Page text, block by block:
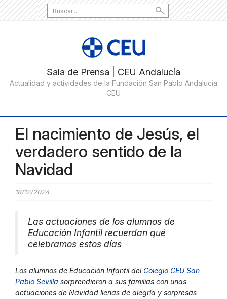
Search
for:
El nacimiento de Jesús, el
verdadero sentido de la
Navidad
18/12/2024
Las actuaciones de los alumnos de
Educación Infantil recuerdan qué
celebramos estos días
Los alumnos de Educación Infantil del Colegio CEU San
Pablo Sevilla sorprendieron a sus familias con unas
actuaciones de Navidad llenas de alegría y sorpresas